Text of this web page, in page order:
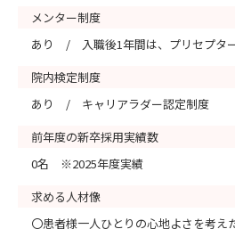
メンター制度
あり / 入職後1年間は、プリセプタ
院内検定制度
あり / キャリアラダー認定制度
前年度の新卒採用実績数
0名 ※2025年度実績
求める人材像
〇患者様一人ひとりの心地よさを考え